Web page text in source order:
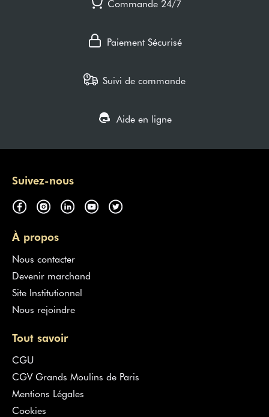
Commande 24/7
Paiement Sécurisé
Suivi de commande
Aide en ligne
Suivez-nous
À propos
Nous contacter
Devenir marchand
Site Institutionnel
Nous rejoindre
Tout savoir
CGU
CGV Grands Moulins de Paris
Mentions Légales
Cookies